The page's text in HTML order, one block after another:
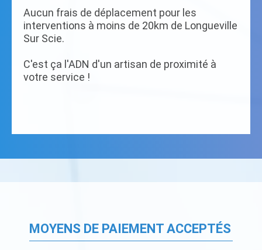
Aucun frais de déplacement pour les
interventions à moins de 20km de Longueville
Sur Scie.
C'est ça l'ADN d'un artisan de proximité à
votre service !
MOYENS DE PAIEMENT ACCEPTÉS